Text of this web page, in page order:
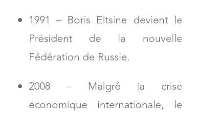
1991 – Boris Eltsine devient le
Président de la nouvelle
Fédération de Russie.
2008 – Malgré la crise
économique internationale, le